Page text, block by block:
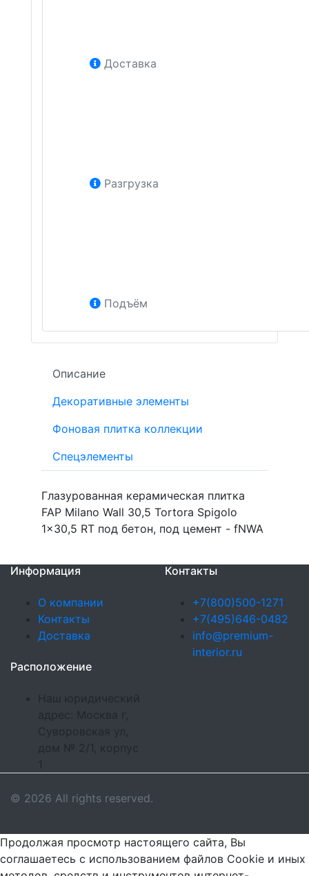
Доставка
Разгрузка
Подъём
Описание
Декоративные элементы
Фоновая плитка коллекции
Спецэлементы
Глазурованная керамическая плитка
FAP Milano Wall 30,5 Tortora Spigolo
1x30,5 RT под бетон, под цемент - fNWA
Информация
О компании
Контакты
Доставка
Контакты
+7(800)500-1271
+7(495)646-0482
info@premium-
interior.ru
Расположение
Наш юридический
адрес: Москва г,
Суворовская ул,
дом № 2/1, корпус
© 2026 All rights reserved.
Продолжая просмотр настоящего сайта, Вы
соглашаетесь с использованием файлов Cookie и иных